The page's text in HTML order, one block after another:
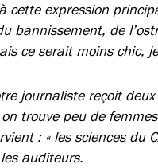
cette expression
bannissement, de
ce serait moins chic,
journaliste reçoit
trouve peu de
: « les sciences du
auditeurs.